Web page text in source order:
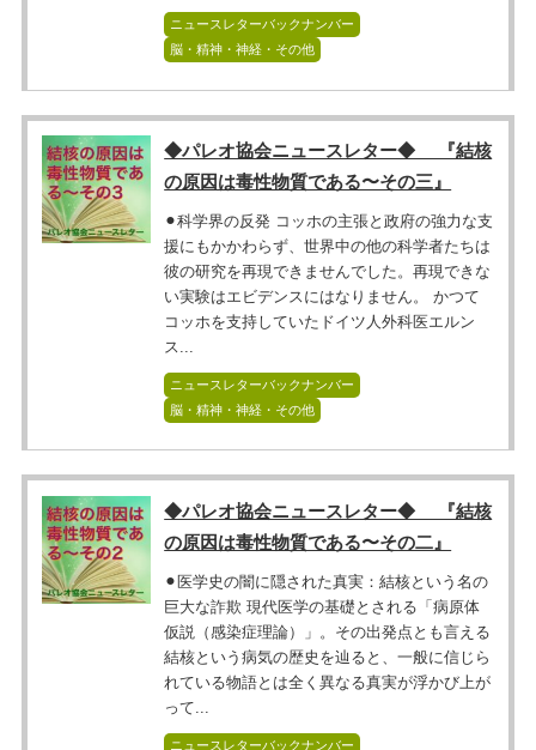
ニュースレターバックナンバー
脳・精神・神経・その他
◆パレオ協会ニュースレター◆ 『結核
の原因は毒性物質である〜その三』
⚫︎科学界の反発 コッホの主張と政府の強力な支
援にもかかわらず、世界中の他の科学者たちは
彼の研究を再現できませんでした。再現できな
い実験はエビデンスにはなりません。 かつて
コッホを支持していたドイツ人外科医エルン
ス...
ニュースレターバックナンバー
脳・精神・神経・その他
◆パレオ協会ニュースレター◆ 『結核
の原因は毒性物質である〜その二』
⚫︎医学史の闇に隠された真実：結核という名の
巨大な詐欺 現代医学の基礎とされる「病原体
仮説（感染症理論）」。その出発点とも言える
結核という病気の歴史を辿ると、一般に信じら
れている物語とは全く異なる真実が浮かび上が
って...
ニュースレターバックナンバー